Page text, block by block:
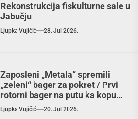
Rekonstrukcija fiskulturne sale u
Jabučju
Ljupka Vujičić 28. Jul 2026.
Zaposleni „Metala“ spremili
„zeleni“ bager za pokret / Prvi
rotorni bager na putu ka kopu
„Radljevo“
Ljupka Vujičić 20. Jul 2026.